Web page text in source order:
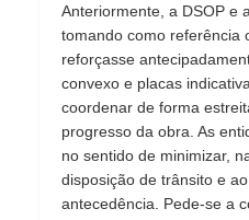
Anteriormente, a DSOP e
tomando como referência
reforçasse
convexo e placas
coordenar de forma
progresso da obra. As
no sentido de minimizar,
disposição de trânsito e
antecedência. Pede-se a